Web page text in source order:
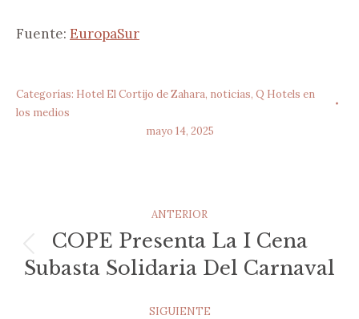
Fuente: EuropaSur
Categorías: Hotel El Cortijo de Zahara, noticias, Q Hotels en
los medios
mayo 14, 2025
Navegación
Entre
Publicaciones
ANTERIOR
Publicación
anterior:
COPE Presenta La I Cena
Subasta Solidaria Del Carnaval
SIGUIENTE